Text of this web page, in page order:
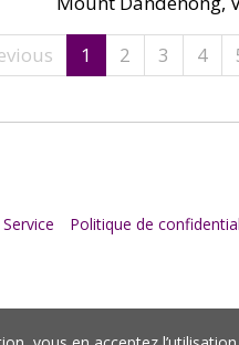
1 2 3 4
Politique de